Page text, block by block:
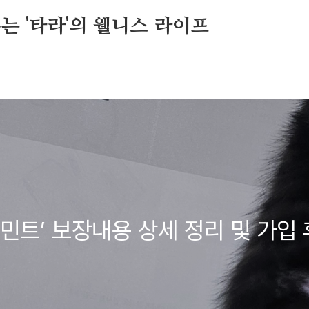
'타라'의 웰니스 라이프
트’ 보장내용 상세 정리 및 가입